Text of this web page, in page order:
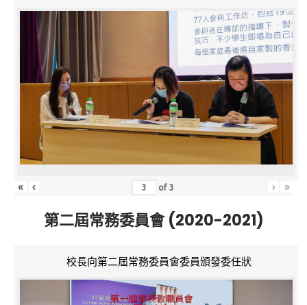
« ‹ of3 › »
第二屆常務委員會 (2020-2021)
校長向第二屆常務委員會委員頒發委任狀